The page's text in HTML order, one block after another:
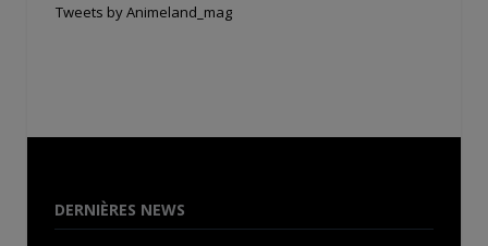
Tweets by Animeland_mag
DERNIÈRES NEWS